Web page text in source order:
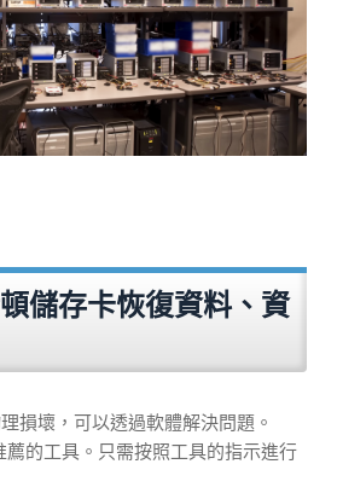
儲存卡恢復資料、資
損壞，可以透過軟體解決問題。
薦的工具。只需按照工具的指示進行